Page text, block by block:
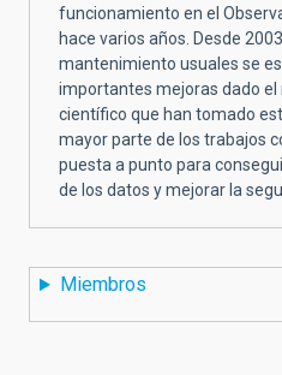
funcionamiento en el
hace varios años. Desde
mantenimiento usuales se
importantes mejoras dado el
científico que han tomado
mayor parte de los trabajos
puesta a punto para
de los datos y mejorar la
Miembros